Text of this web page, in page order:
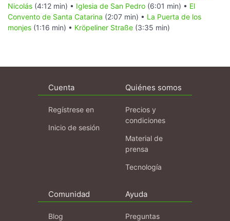
Nicolás (4:12 min) • Iglesia de San Pedro (6:01 min) • El
Convento de Santa Catarina (2:07 min) • La Puerta de los
monjes (1:16 min) • Kröpeliner Straße (3:35 min)
Cuenta
Regístrese en
Inicio de sesión
Quiénes somos
Precios y
condiciones
Material de
prensa
Tecnología
Comunidad
Blog
Ayuda
Preguntas